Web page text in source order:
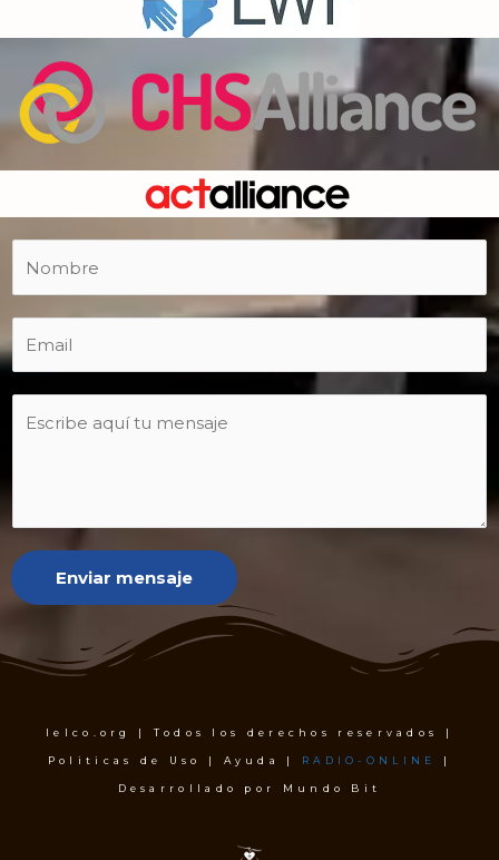
Enviar mensaje
Ielco.org | Todos los derechos reservados |
Politicas de Uso | Ayuda | RADIO-ONLINE |
Desarrollado por Mundo Bit